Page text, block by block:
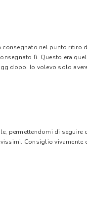
nel punto ritiro
lì. Questo era
dopo. Io volevo solo
permettendomi di seguire
Consiglio vivamente